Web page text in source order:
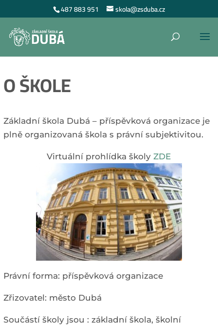
487 883 951 skola@zsduba.cz
O ŠKOLE
Základní škola Dubá – příspěvková organizace je
plně organizovaná škola s právní subjektivitou.
Virtuální prohlídka školyZDE
Právní forma: příspěvková organizace
Zřizovatel: město Dubá
Součástí školy jsou : základní škola, školní